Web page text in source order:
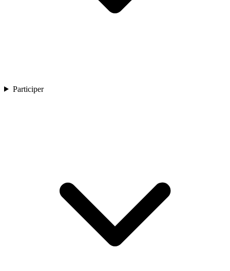
Participer